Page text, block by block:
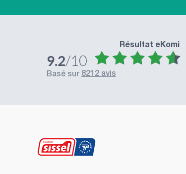
Résultat eKomi
9.2/10
basé sur8212 avis
Excellents produits Excellent service